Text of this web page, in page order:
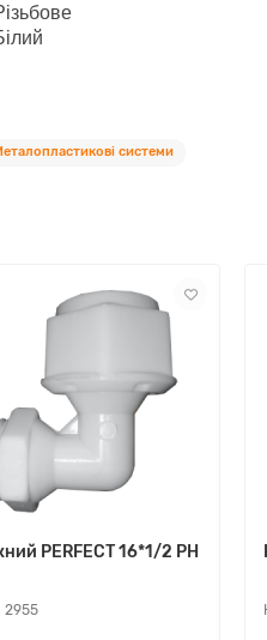
системи
PERFEСT 16*1/2 РН
2955